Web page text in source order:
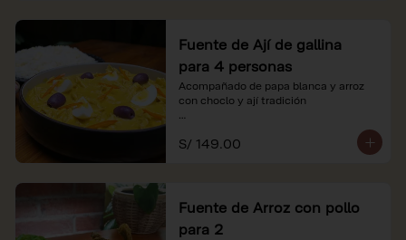
Fuente de Ají de gallina
para 4 personas
Acompañado de papa blanca y arroz
con choclo y ají tradición
*Nuestros precios están expresados en
soles e incluyen impuestos de ley y
S/ 149.00
Fuente de Arroz con pollo
para 2